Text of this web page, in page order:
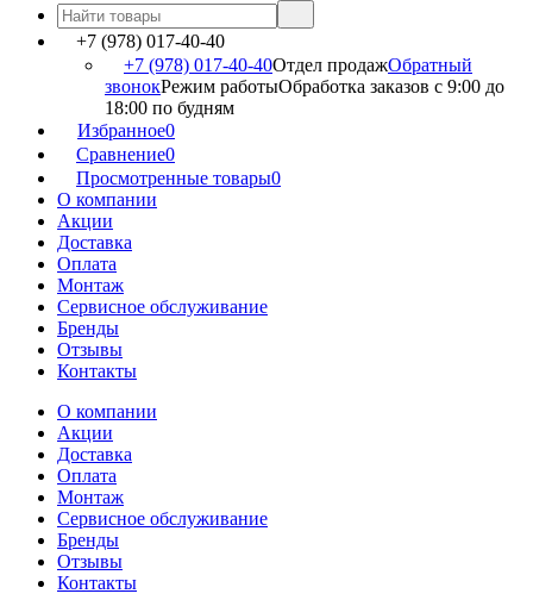
+7 (978) 017-40-40
+7 (978) 017-40-40Отдел продажОбратный
звонокРежим работыОбработка заказов с 9:00 до
18:00 по будням
Избранное0
Сравнение0
Просмотренные товары0
О компании
Акции
Доставка
Оплата
Монтаж
Сервисное обслуживание
Бренды
Отзывы
Контакты
О компании
Акции
Доставка
Оплата
Монтаж
Сервисное обслуживание
Бренды
Отзывы
Контакты